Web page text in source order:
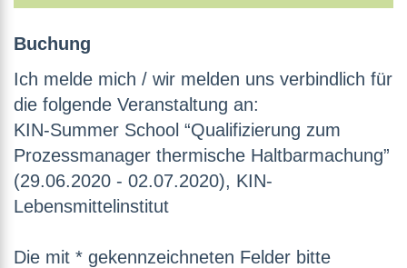
Buchung
Ich melde mich / wir melden uns verbindlich für
die folgende Veranstaltung an:
KIN-Summer School “Qualifizierung zum
Prozessmanager thermische Haltbarmachung”
(29.06.2020 - 02.07.2020), KIN-
Lebensmittelinstitut
Die mit * gekennzeichneten Felder bitte